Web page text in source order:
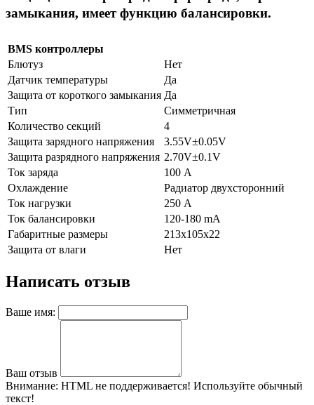
замыкания, имеет функцию балансировки.
BMS контроллеры
Блютуз
Нет
Датчик температуры
Да
Защита от короткого замыкания Да
Тип
Симметричная
Количество секций
4
Защита зарядного напряжения
3.55V±0.05V
Защита разрядного напряжения 2.70V±0.1V
Ток заряда
100 А
Охлаждение
Радиатор двухсторонний
Ток нагрузки
250 А
Ток балансировки
120-180 mА
Габаритные размеры
213х105х22
Защита от влаги
Нет
Написать отзыв
Ваше имя:
Ваш отзыв
Внимание: HTML не поддерживается! Используйте обычный
текст!